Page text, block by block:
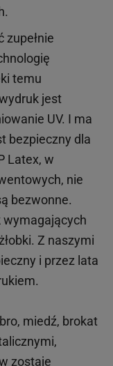
zupełnie
temu
jest
UV. I ma
bezpieczny dla
Latex, w
, nie
bezwonne.
Z naszymi
i przez lata
miedź, brokat
zostaje